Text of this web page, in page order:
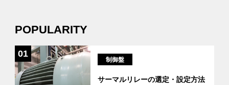
POPULARITY
01
制御盤
サーマルリレーの選定・設定方法